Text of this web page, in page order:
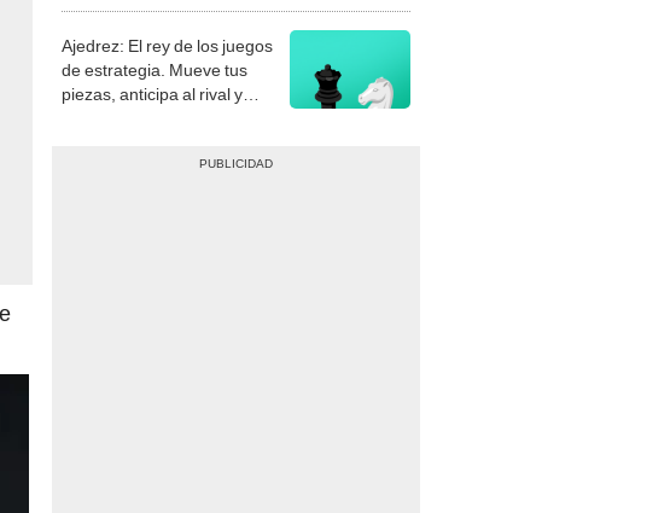
de estrategia. Mueve tus
piezas, anticipa al rival y
consigue el jaque mate.